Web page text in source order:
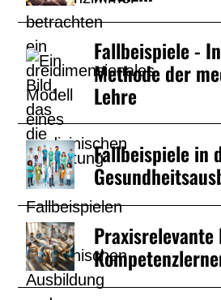
Fallbeispiele -
Methode der
Lehre
Fallbeispiele in
Praxisrelevante